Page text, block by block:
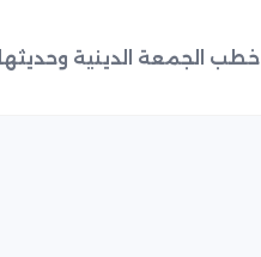
خطب الجمعة الدينية وحديثها